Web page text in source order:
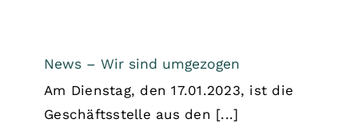
News – Wir sind umgezogen
Am Dienstag, den 17.01.2023, ist die
Geschäftsstelle aus den [...]